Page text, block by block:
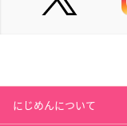
にじめんについて